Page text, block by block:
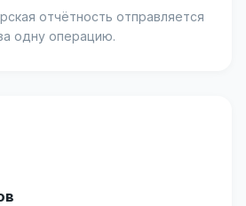
отчётность отправляется
одну операцию.